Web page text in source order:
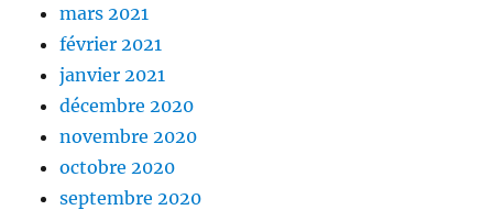
mars 2021
février 2021
janvier 2021
décembre 2020
novembre 2020
octobre 2020
septembre 2020